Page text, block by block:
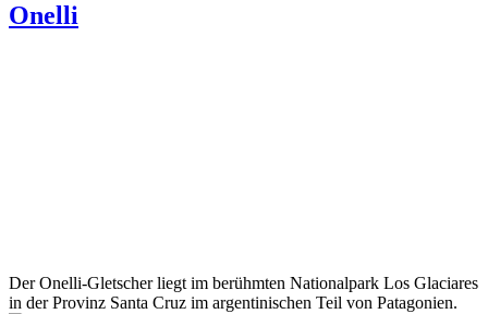
Onelli
Der Onelli-Gletscher liegt im berühmten Nationalpark Los Glaciares
in der Provinz Santa Cruz im argentinischen Teil von Patagonien.